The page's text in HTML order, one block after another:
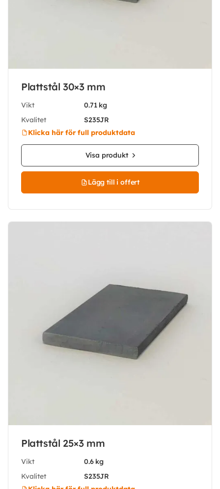
Plattstål 30×3 mm
Vikt
0.71 kg
Kvalitet
S235JR
Klicka här för full produktdata
Visa produkt
Lägg till i offert
Plattstål 25×3 mm
Vikt
0.6 kg
Kvalitet
S235JR